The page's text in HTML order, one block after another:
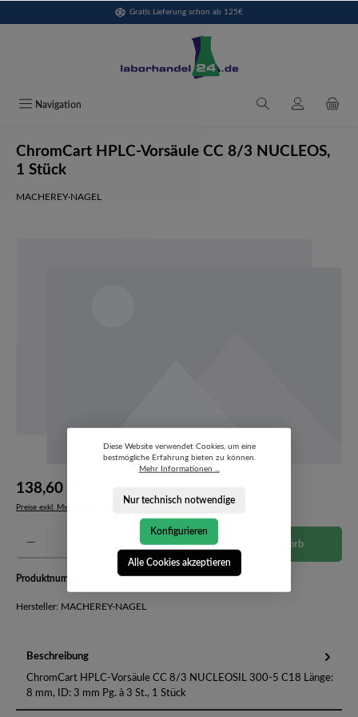
Gratis Lieferung schon ab 125€
Navigation
ChromCart HPLC-Vorsäule CC 8/3 NUCLEOS,
1 Stück
MACHEREY-NAGEL
138,60 €*
Preise exkl. MwSt. zzgl. Versandkosten
Produkt Anzahl: Gib den gewünschten Wert ein oder benutze die Schaltflächen um die
In den Warenkorb
Produktnummer: 721608.30-4002612
Hersteller: MACHEREY-NAGEL
Beschreibung
ChromCart HPLC-Vorsäule CC 8/3 NUCLEOSIL 300-5 C18 Länge:
8 mm, ID: 3 mm Pg. à 3 St., 1 Stück
Diese Website verwendet Cookies, um eine
bestmögliche Erfahrung bieten zu können.
Mehr Informationen ...
Nur technisch notwendige
Konfigurieren
Alle Cookies akzeptieren